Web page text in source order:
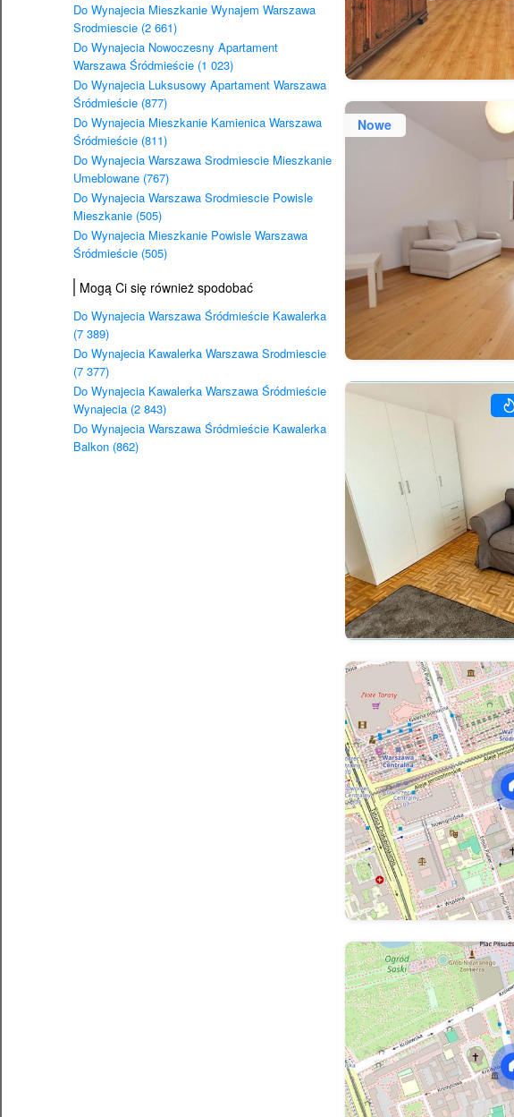
Do Wynajecia Mieszkanie Wynajem Warszawa
Srodmiescie (2 661)
Do Wynajecia Nowoczesny Apartament
Warszawa Śródmieście (1 023)
Do Wynajecia Luksusowy Apartament Warszawa
Śródmieście (877)
Do Wynajecia Mieszkanie Kamienica Warszawa
Śródmieście (811)
Do Wynajecia Warszawa Srodmiescie Mieszkanie
Umeblowane (767)
Do Wynajecia Warszawa Srodmiescie Powisle
Mieszkanie (505)
Do Wynajecia Mieszkanie Powisle Warszawa
Śródmieście (505)
Mogą Ci się również spodobać
Do Wynajecia Warszawa Śródmieście Kawalerka
(7 389)
Do Wynajecia Kawalerka Warszawa Srodmiescie
(7 377)
Do Wynajecia Kawalerka Warszawa Śródmieście
Wynajecia (2 843)
Do Wynajecia Warszawa Śródmieście Kawalerka
Balkon (862)
Nowe